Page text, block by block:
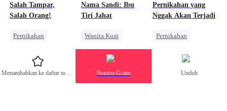
Pasangan Kuat
Salah Tampar,
Salah Orang!
Pernikahan
Manusia Serigala
Menghukum Mantan Jahat
Nama Sandi: Ibu
Tiri Jahat
Wanita Kuat
Reinkarnasi
Anak Lucu
Pernikahan yang
Nggak Akan Terjadi
Pernikahan
Cinta Segitiga
Menambahkan ke daftar tontonan Nonton Gratis Unduh